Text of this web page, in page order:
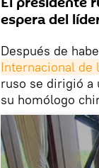
espera del
Después de
Internacional de
ruso se dirigió a
su homólogo